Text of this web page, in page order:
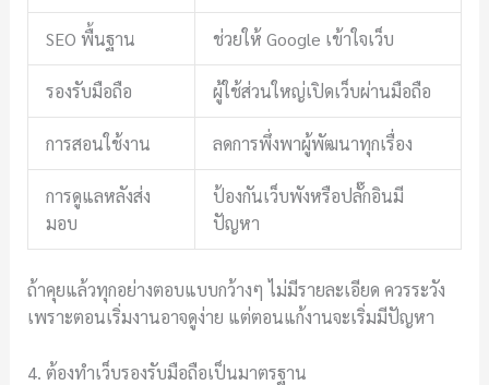
SEO พื้นฐาน ช่วยให้ Google เข้าใจเว็บ
รองรับมือถือ ผู้ใช้ส่วนใหญ่เปิดเว็บผ่านมือถือ
การสอนใช้งาน ลดการพึ่งพาผู้พัฒนาทุกเรื่อง
การดูแลหลังส่ง
มอบ
ป้องกันเว็บพังหรือปลั๊กอินมี
ปัญหา
ถ้าคุยแล้วทุกอย่างตอบแบบกว้างๆ ไม่มีรายละเอียด ควรระวัง
เพราะตอนเริ่มงานอาจดูง่าย แต่ตอนแก้งานจะเริ่มมีปัญหา
4. ต้องทำเว็บรองรับมือถือเป็นมาตรฐาน